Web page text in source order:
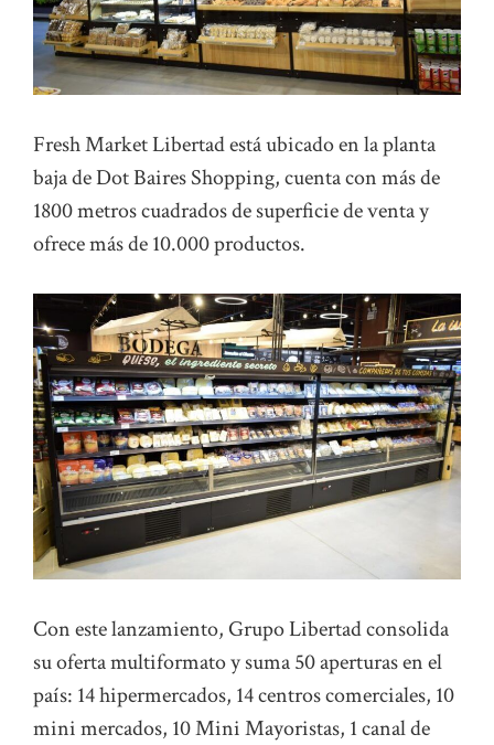
Fresh Market Libertad está ubicado en la planta
baja de Dot Baires Shopping, cuenta con más de
1800 metros cuadrados de superficie de venta y
ofrece más de 10.000 productos.
Con este lanzamiento, Grupo Libertad consolida
su oferta multiformato y suma 50 aperturas en el
país: 14 hipermercados, 14 centros comerciales, 10
mini mercados, 10 Mini Mayoristas, 1 canal de